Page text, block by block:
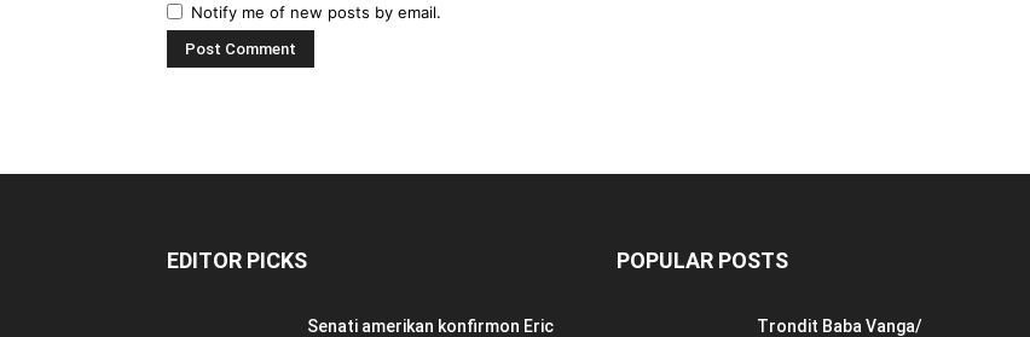
Notify me of new posts by email.
EDITOR PICKS
Senati amerikan konfirmon Eric
POPULAR POSTS
Trondit Baba Vanga/